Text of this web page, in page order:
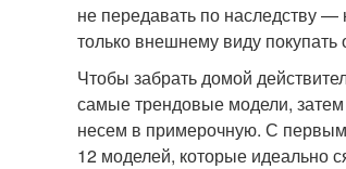
не передавать по наследству
только внешнему виду покупать
Чтобы забрать домой
самые трендовые модели,
несем в примерочную. С
12 моделей, которые идеально